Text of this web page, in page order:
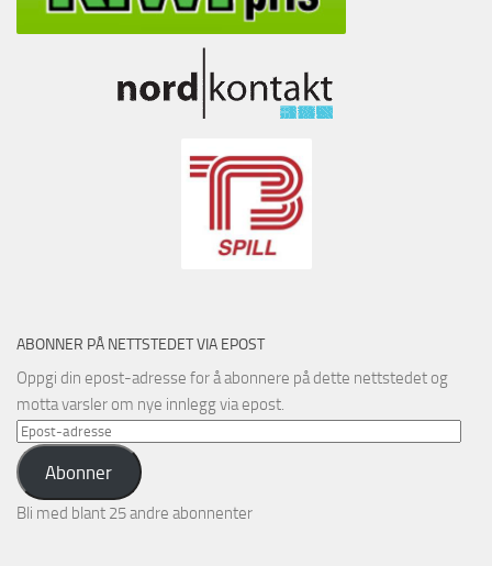
ABONNER PÅ NETTSTEDET VIA EPOST
Oppgi din epost-adresse for å abonnere på dette nettstedet og
motta varsler om nye innlegg via epost.
Epost-
adresse
Abonner
Bli med blant 25 andre abonnenter